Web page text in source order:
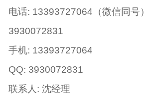
电话: 13393727064（微信同号
3930072831
手机: 13393727064
QQ: 3930072831
联系人: 沈经理